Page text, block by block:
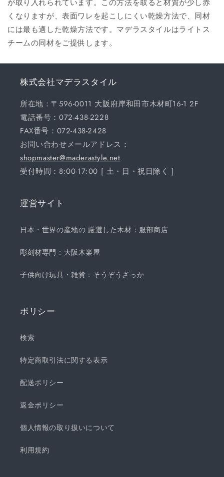
が取り入れられています。この方法を取ると材質が少し赤
くなりますが、表面ワレを起こしにくい乾燥方法で、同材
には最も適した乾燥方法です。マデラスタイルはライトス
チームの同材をご提供します。
株式会社マデラスタイル
所在地：〒596-0011 大阪府岸和田市木材町16-1 2F
電話番号：072-438-2228
FAX番号：072-438-2428
お問い合わせメールアドレス：
shopmaster@maderastyle.net
受付時間：8:00-17:00 [ 土・日・祝日除く ]
運営サイト
日本・世界の産地の 厳選した木材：服部商店
彫刻材専門：大阪木楽屋
子供向け玩具・雑貨：そうぞうざっか
ポリシー
検索
特定商取引法に関する表示
配送ポリシー
返金ポリシー
個人情報の取り扱いについて
利用規約